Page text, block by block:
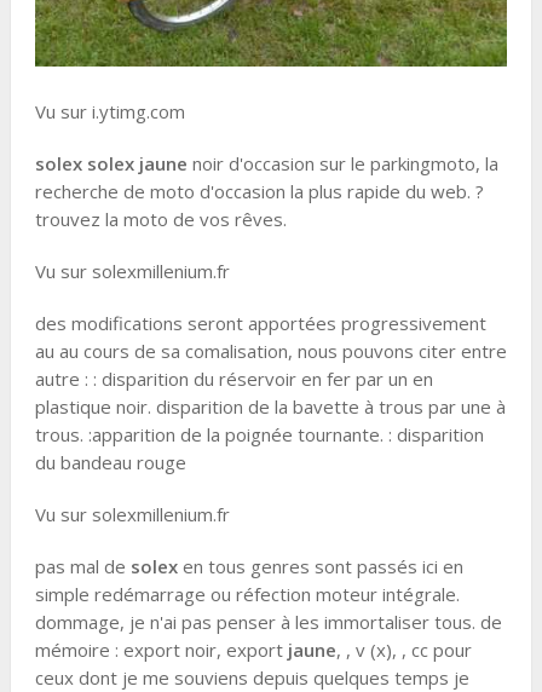
Vu sur i.ytimg.com
solex solex jaune noir d'occasion sur le parkingmoto, la
recherche de moto d'occasion la plus rapide du web. ?
trouvez la moto de vos rêves.
Vu sur solexmillenium.fr
des modifications seront apportées progressivement
au au cours de sa comalisation, nous pouvons citer entre
autre : : disparition du réservoir en fer par un en
plastique noir. disparition de la bavette à trous par une à
trous. :apparition de la poignée tournante. : disparition
du bandeau rouge
Vu sur solexmillenium.fr
pas mal de solexen tous genres sont passés ici en
simple redémarrage ou réfection moteur intégrale.
dommage, je n'ai pas penser à les immortaliser tous. de
mémoire : export noir, export jaune, , v (x), , cc pour
ceux dont je me souviens depuis quelques temps je